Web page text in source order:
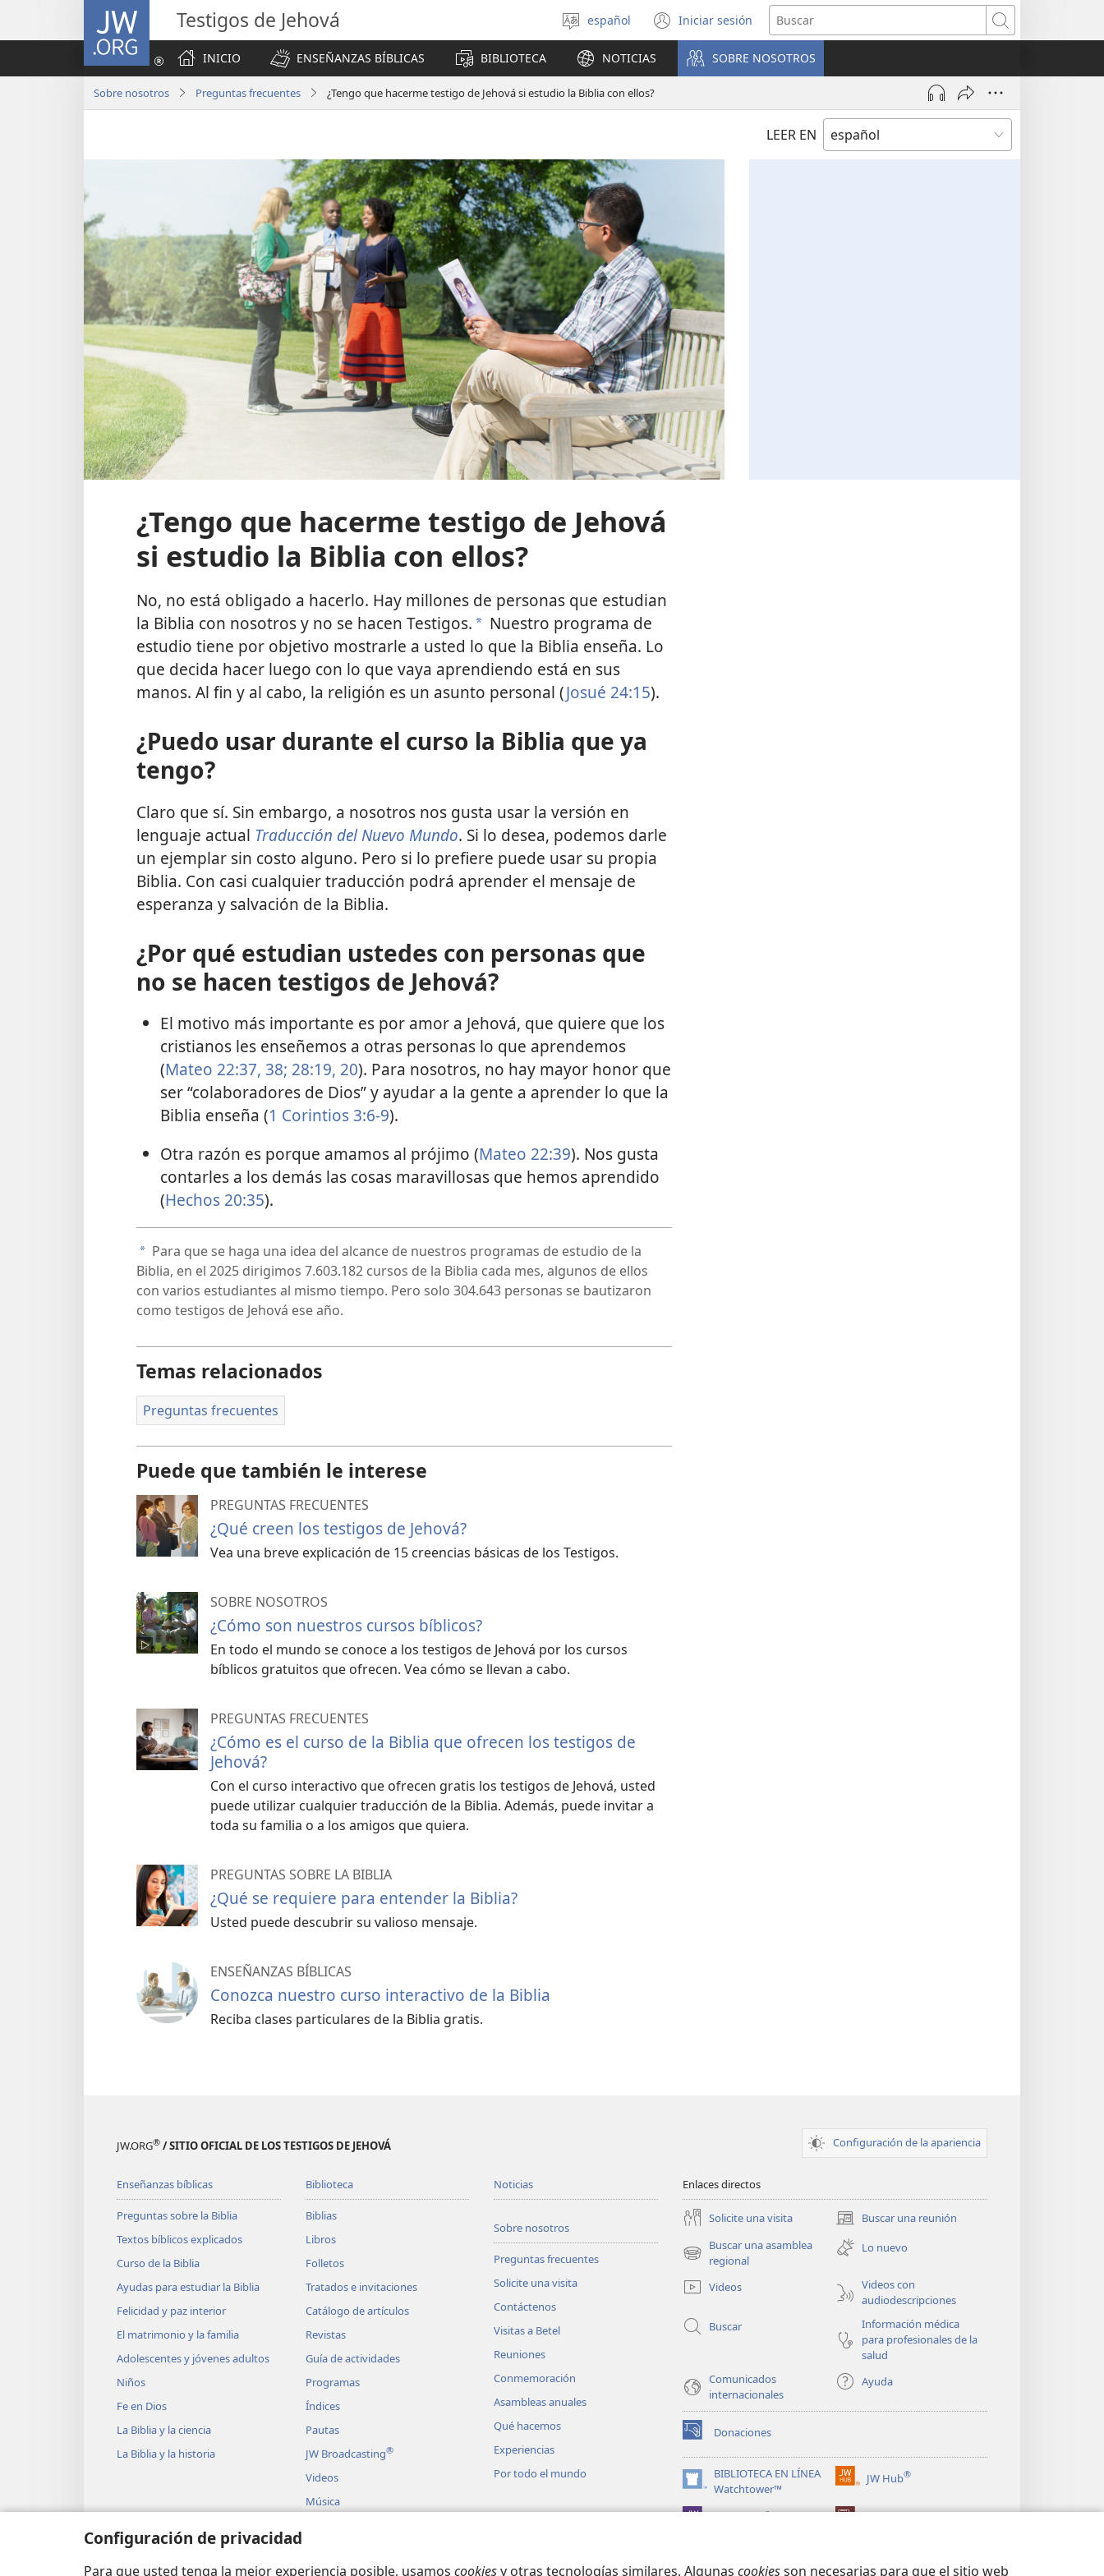
Configuración de privacidad
Para que usted tenga la mejor experiencia posible, usamos cookiesy otras tecnologías similares. Algunas cookiesson necesarias para que el sitio web
JW.ORG Testigos de Jehová
Seleccionar
idioma
español Iniciar sesión
(abre
una
nueva
ventana)
Buscar
INICIO
ENSEÑANZAS BÍBLICAS BIBLIOTECA NOTICIAS SOBRE NOSOTROS
Sobre nosotros Preguntas frecuentes ¿Tengo que hacerme testigo de Jehová si estudio la Biblia con ellos?
LEER EN
¿Tengo que hacerme testigo de Jehová
si estudio la Biblia con ellos?
No, no está obligado a hacerlo. Hay millones de personas que estudian
la Biblia con nosotros y no se hacen Testigos. a Nuestro programa de
estudio tiene por objetivo mostrarle a usted lo que la Biblia enseña. Lo
que decida hacer luego con lo que vaya aprendiendo está en sus
manos. Al fin y al cabo, la religión es un asunto personal (Josué 24:15).
¿Puedo usar durante el curso la Biblia que ya
tengo?
Claro que sí. Sin embargo, a nosotros nos gusta usar la versión en
lenguaje actual Traducción del Nuevo Mundo. Si lo desea, podemos darle
un ejemplar sin costo alguno. Pero si lo prefiere puede usar su propia
Biblia. Con casi cualquier traducción podrá aprender el mensaje de
esperanza y salvación de la Biblia.
¿Por qué estudian ustedes con personas que
no se hacen testigos de Jehová?
El motivo más importante es por amor a Jehová, que quiere que los
cristianos les enseñemos a otras personas lo que aprendemos
(Mateo 22:37, 38; 28:19, 20). Para nosotros, no hay mayor honor que
ser “colaboradores de Dios” y ayudar a la gente a aprender lo que la
Biblia enseña (1 Corintios 3:6-9).
Otra razón es porque amamos al prójimo (Mateo 22:39). Nos gusta
contarles a los demás las cosas maravillosas que hemos aprendido
(Hechos 20:35).
a Para que se haga una idea del alcance de nuestros programas de estudio de la
Biblia, en el 2025 dirigimos 7.603.182 cursos de la Biblia cada mes, algunos de ellos
con varios estudiantes al mismo tiempo. Pero solo 304.643 personas se bautizaron
como testigos de Jehová ese año.
Temas relacionados
Preguntas frecuentes
Puede que también le interese
PREGUNTAS FRECUENTES
¿Qué creen los testigos de Jehová?
Vea una breve explicación de 15 creencias básicas de los Testigos.
SOBRE NOSOTROS
¿Cómo son nuestros cursos bíblicos?
En todo el mundo se conoce a los testigos de Jehová por los cursos
bíblicos gratuitos que ofrecen. Vea cómo se llevan a cabo.
PREGUNTAS FRECUENTES
¿Cómo es el curso de la Biblia que ofrecen los testigos de
Jehová?
Con el curso interactivo que ofrecen gratis los testigos de Jehová, usted
puede utilizar cualquier traducción de la Biblia. Además, puede invitar a
toda su familia o a los amigos que quiera.
PREGUNTAS SOBRE LA BIBLIA
¿Qué se requiere para entender la Biblia?
Usted puede descubrir su valioso mensaje.
ENSEÑANZAS BÍBLICAS
Conozca nuestro curso interactivo de la Biblia
Reciba clases particulares de la Biblia gratis.
JW.ORG® / SITIO OFICIAL DE LOS TESTIGOS DE JEHOVÁ Configuración de la apariencia
Enseñanzas bíblicas
Preguntas sobre la Biblia
Textos bíblicos explicados
Curso de la Biblia
Ayudas para estudiar la Biblia
Felicidad y paz interior
El matrimonio y la familia
Adolescentes y jóvenes adultos
Niños
Fe en Dios
La Biblia y la ciencia
La Biblia y la historia
Biblioteca
Biblias
Libros
Folletos
Tratados e invitaciones
Catálogo de artículos
Revistas
Guía de actividades
Programas
Índices
Pautas
JW Broadcasting®
Videos
Música
Biblia
Noticias
Sobre nosotros
Preguntas frecuentes
Solicite una visita
Contáctenos
Visitas a Betel
Reuniones
Conmemoración
Asambleas anuales
Qué hacemos
Experiencias
Por todo el mundo
Enlaces directos
Solicite una visita Buscar una reunión
(abre
una
nueva
Buscar una asamblea
regional
(abre
nueva
Lo nuevo
Videos
Videos con
audiodescripciones
Buscar
Información médica
para profesionales de la
salud
Comunicados
internacionales
Ayuda
Donaciones
(abre
una
nueva
ventana)
BIBLIOTECA EN LÍNEA
Watchtower™
(abre
una
JW Hub®
(abre
nueva
®